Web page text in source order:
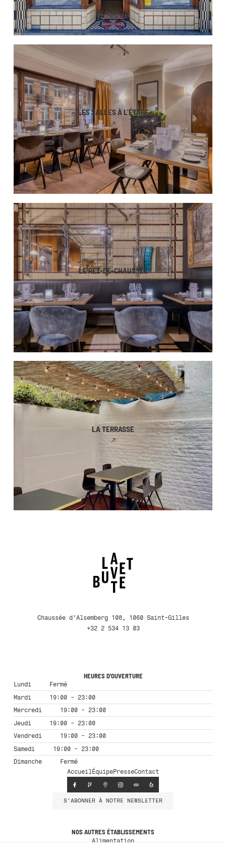
LES SALLES À L'ÉTAGE
LE REZ-DE-CHAUSSÉE
LA TERRASSE
Chaussée d'Alsemberg 108, 1060 Saint-Gilles
+32 2 534 13 03
HEURES D'OUVERTURE
Lundi
Fermé
Mardi
19:00 - 23:00
Mercredi
19:00 - 23:00
Jeudi
19:00 - 23:00
Vendredi
19:00 - 23:00
Samedi
19:00 - 23:00
Dimanche
Fermé
AccueilÉquipePresseContact
S'ABONNER À NOTRE NEWSLETTER
NOS AUTRES ÉTABLISSEMENTS
Alimentation